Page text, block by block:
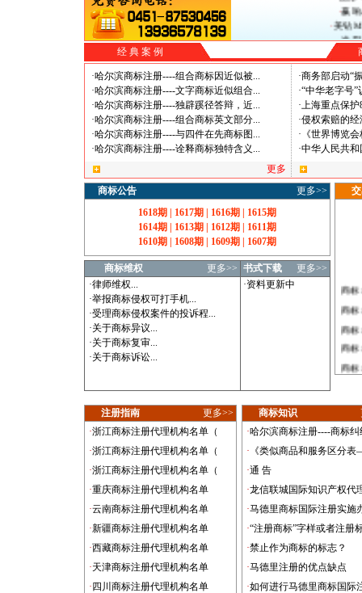
·赢
美钻
·米
·HUA
·爱
·好尚
·格
·贝
经 典 案 例
·哈尔滨商标注册----组合商标因近似被...
·哈尔滨商标注册----文字商标近似组合...
·哈尔滨商标注册----独辟蹊径答辩，近...
·哈尔滨商标注册----组合商标英文部分...
·哈尔滨商标注册----与四件在先商标图 ...
·哈尔滨商标注册----诠释商标独特含义 ...
更多
·商务部启动“
·“中华老字号”
·上海重点保
·侵权索赔的经
· 《世界博览
·中华人民共
商标公告
更多>>
1618期
1617期 1616期
1615期
1614期
1613期 1612期
1611期
1610期
1608期 1609期 1607期
商标维权 更多>> 书式下载
更多>>
·律师维权...
·举报商标侵权可打手机...
·受理商标侵权案件的投诉程...
·关于商标异议...
·关于商标复审...
·关于商标诉讼...
·资料更新中
商标:
商标:
商标:
商标:
商标:
商标:
商标:
注册指南
更多>>
·浙江商标注册代理机构名单（
·浙江商标注册代理机构名单（
·浙江商标注册代理机构名单（
·重庆商标注册代理机构名单
·云南商标注册代理机构名单
·新疆商标注册代理机构名单
·西藏商标注册代理机构名单
·天津商标注册代理机构名单
· 四川商标注册代理机构名单
商标知识
·哈尔滨商标注册----商标纠
· 《类似商品和服务区分
·通 告
·龙信联城国际知识产权代
·马德里商标国际注册实施
·“注册商标”字样或者注册
·禁止作为商标的标志？
·马德里注册的优点缺点
·如何进行马德里商标国际